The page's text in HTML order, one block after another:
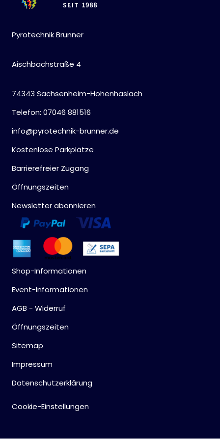
Pyrotechnik Brunner
Aischbachstraße 4
74343 Sachsenheim-Hohenhaslach
Telefon: 07046 881516
info@pyrotechnik-brunner.de
Kostenlose Parkplätze
Barrierefreier Zugang
Öffnungszeiten
Newsletter abonnieren
Shop-Informationen
Event-Informationen
AGB - Widerruf
Öffnungszeiten
Sitemap
Impressum
Datenschutzerklärung
Cookie-Einstellungen